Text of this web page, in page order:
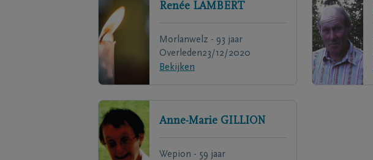
Renée LAMBERT
Morlanwelz - 93 jaar
Overleden23/12/2020
Bekijken
Anne-Marie GILLION
Wepion - 59 jaar